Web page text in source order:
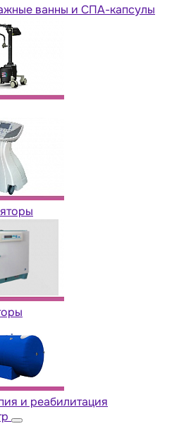
ванны и СПА-капсулы
и реабилитация